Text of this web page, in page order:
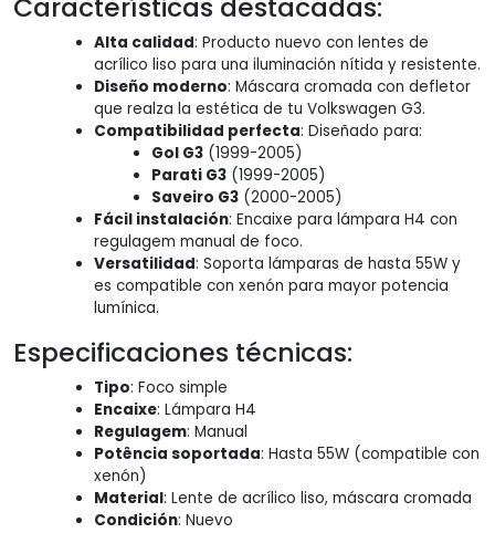
Alta calidad: Producto nuevo con lentes de
acrílico liso para una iluminación nítida y resistente.
Diseño moderno: Máscara cromada con defletor
que realza la estética de tu Volkswagen G3.
Compatibilidad perfecta: Diseñado para:
Gol G3 (1999-2005)
Parati G3 (1999-2005)
Saveiro G3 (2000-2005)
Fácil instalación: Encaixe para lámpara H4 con
regulagem manual de foco.
Versatilidad: Soporta lámparas de hasta 55W y
es compatible con xenón para mayor potencia
lumínica.
Especificaciones técnicas:
Tipo: Foco simple
Encaixe: Lámpara H4
Regulagem: Manual
Potência soportada: Hasta 55W (compatible con
xenón)
Material: Lente de acrílico liso, máscara cromada
Condición: Nuevo